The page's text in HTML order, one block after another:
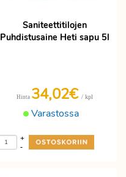
Saniteettitilojen
Puhdistusaine Heti sapu 5l
Varastossa
Hinta 34,02€ / kpl
-
+